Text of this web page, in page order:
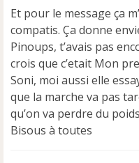
Et pour le message ça
compatis. Ça donne
Pinoups, t’avais pas
crois que c’etait Mon
Soni, moi aussi elle
que la marche va pas
qu’on va perdre du
Bisous à toutes